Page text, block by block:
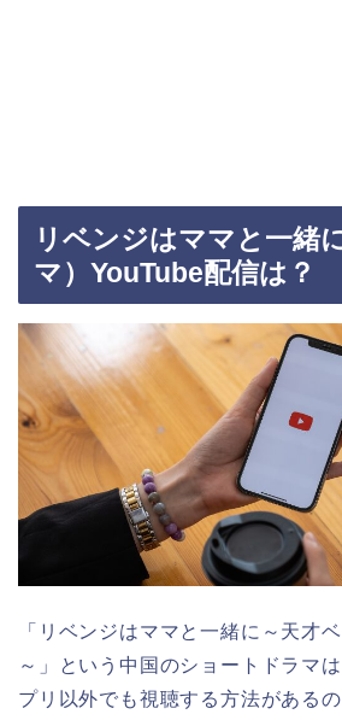
リベンジはママと一緒
マ）YouTube配信は？
「リベンジはママと一緒に～天才
～」という中国のショートドラマ
プリ以外でも視聴する方法がある